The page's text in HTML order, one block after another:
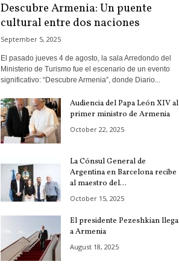
Descubre Armenia: Un puente
cultural entre dos naciones
September 5, 2025
El pasado jueves 4 de agosto, la sala Arredondo del
Ministerio de Turismo fue el escenario de un evento
significativo: “Descubre Armenia”, donde Diario...
Audiencia del Papa León XIV al
primer ministro de Armenia
October 22, 2025
La Cónsul General de
Argentina en Barcelona recibe
al maestro del...
October 15, 2025
El presidente Pezeshkian llega
a Armenia
August 18, 2025